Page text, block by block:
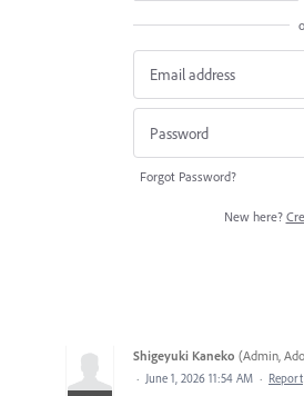
Forgot Password?
New here?
Shigeyuki Kaneko (Admin,
· June 1, 2026 11:54 AM · Report